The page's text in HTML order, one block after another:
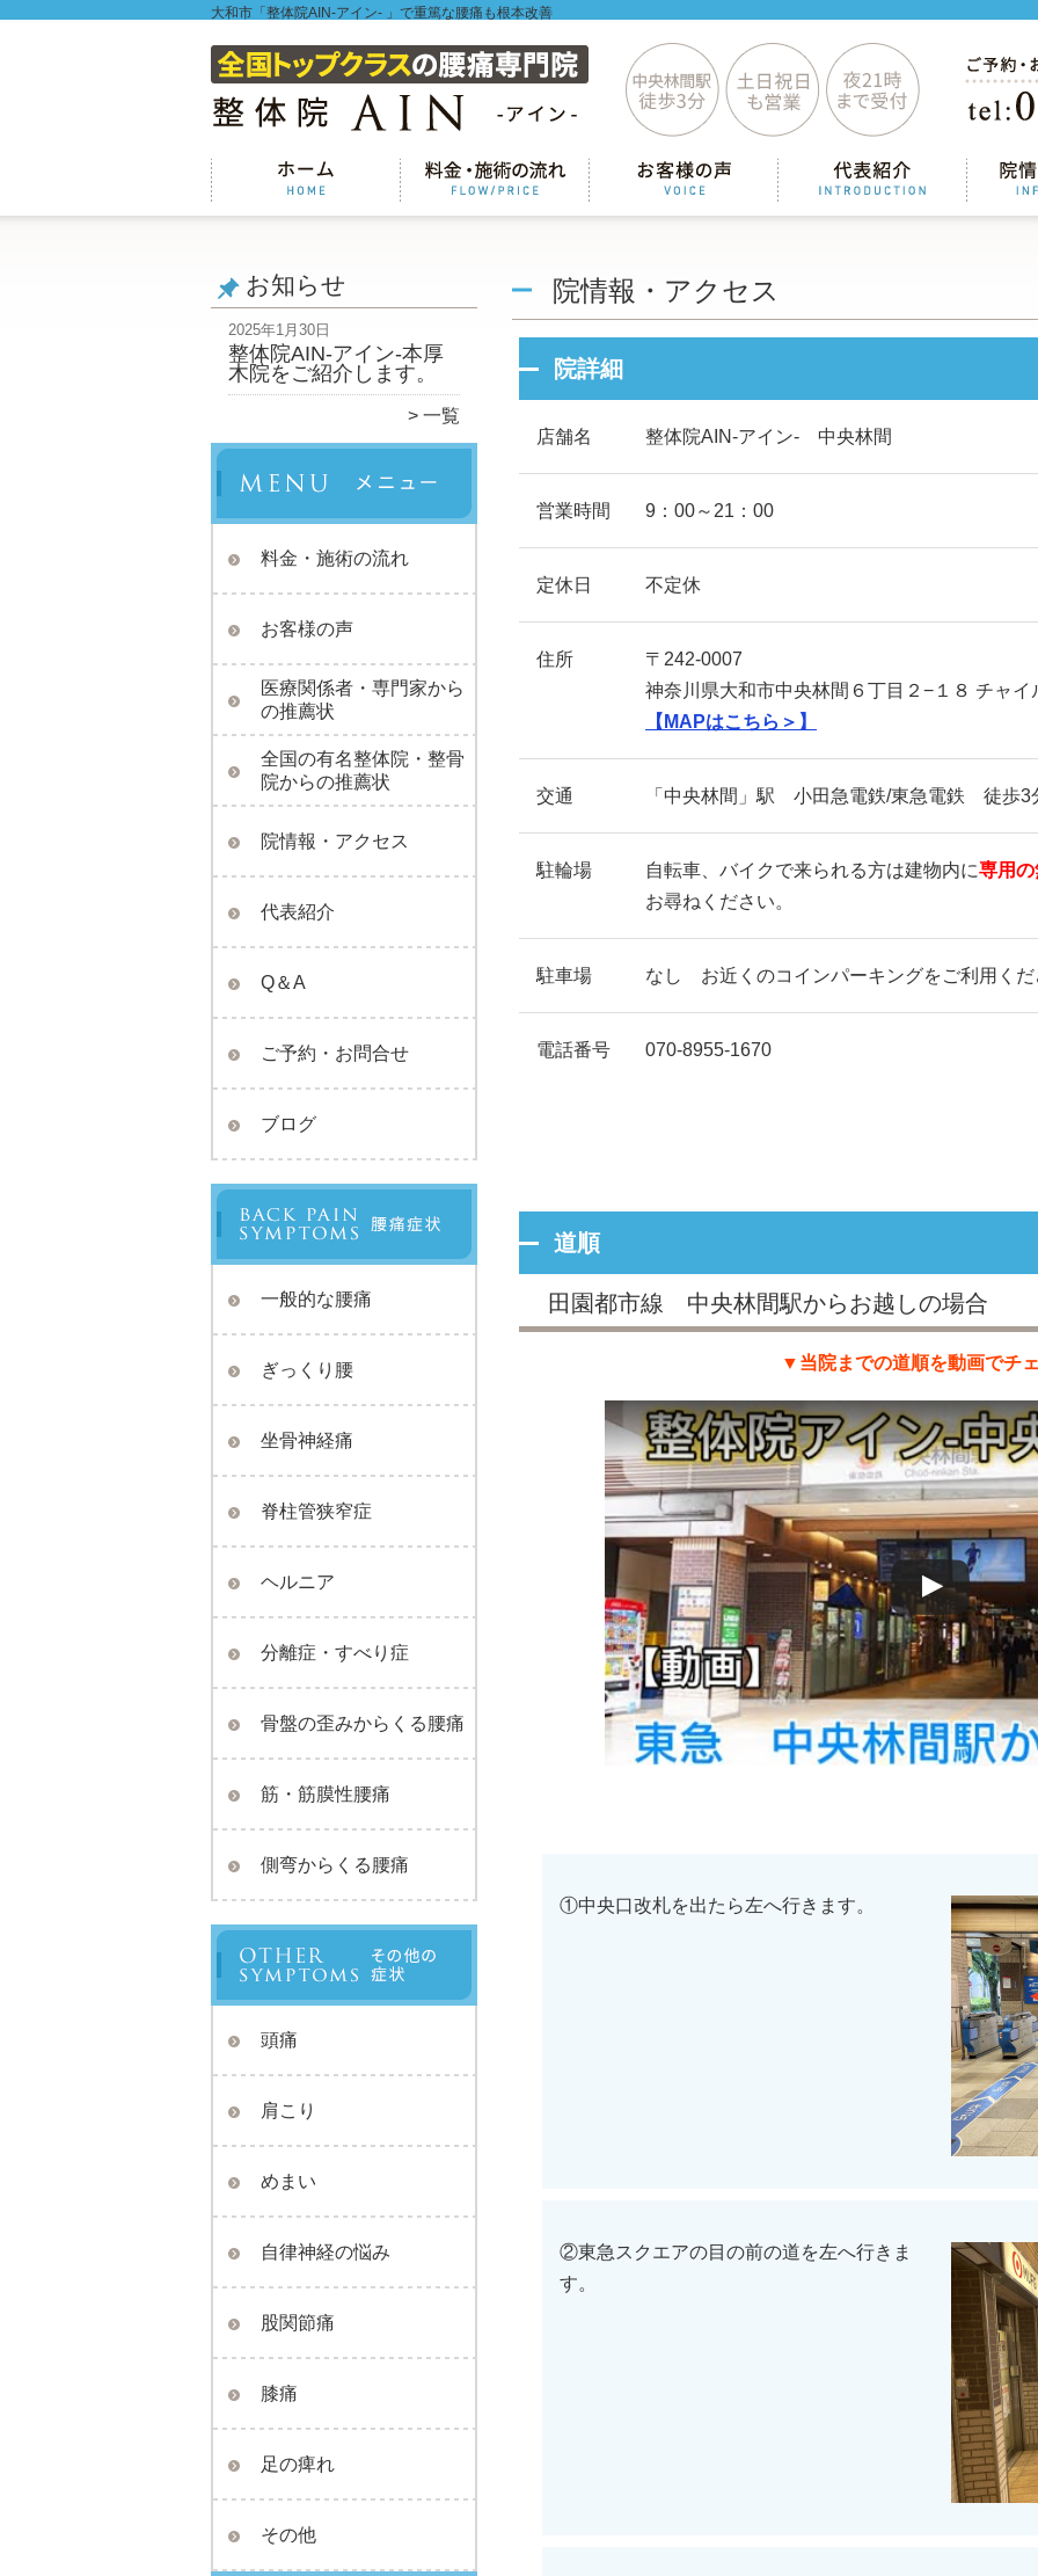
大和市「整体院AIN-アイン- 」で重篤な腰痛も根本改善
お知らせ
2025年1月30日
整体院AIN-アイン-本厚
木院をご紹介します。
一覧
料金・施術の流れ
お客様の声
医療関係者・専門家から
の推薦状
全国の有名整体院・整骨
院からの推薦状
院情報・アクセス
代表紹介
Q＆A
ご予約・お問合せ
ブログ
一般的な腰痛
ぎっくり腰
坐骨神経痛
脊柱管狭窄症
ヘルニア
分離症・すべり症
骨盤の歪みからくる腰痛
筋・筋膜性腰痛
側弯からくる腰痛
頭痛
肩こり
めまい
自律神経の悩み
股関節痛
膝痛
足の痺れ
その他
院情報・アクセス
院詳細
店舗名 整体院AIN-アイン- 中央林間
営業時間 9：00～21：00
定休日 不定休
住所
〒242-0007
神奈川県大和市中央林間６丁目２−１８ チャイ
【MAPはこちら＞】
交通 「中央林間」駅 小田急電鉄/東急電鉄 徒歩3
駐輪場 自転車、バイクで来られる方は建物内に専用
お尋ねください。
駐車場 なし お近くのコインパーキングをご利用くだ
電話番号 070-8955-1670
道順
田園都市線 中央林間駅からお越しの場合
▼当院までの道順を動画でチ
Watch this video on YouTube
①中央口改札を出たら左へ行きます。
②東急スクエアの目の前の道を左へ行きま
す。